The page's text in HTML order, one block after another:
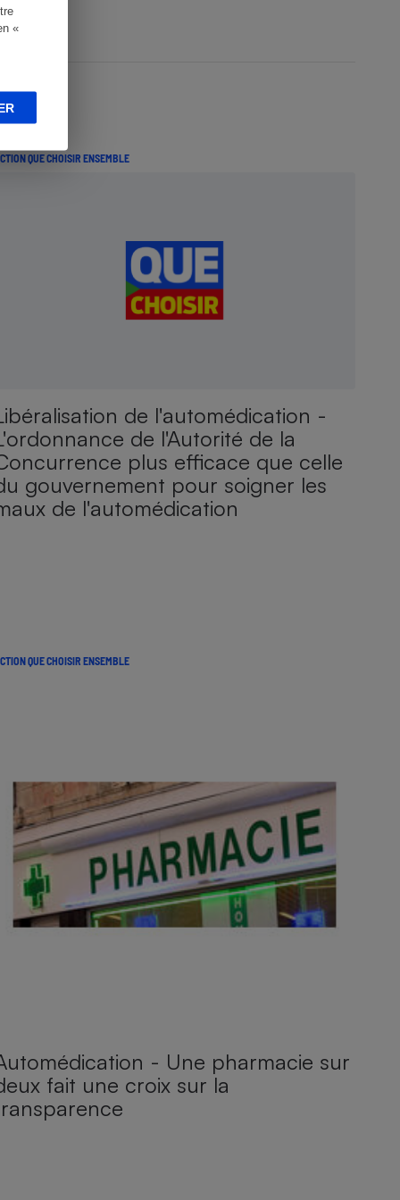
«
QUE CHOISIR ENSEMBLE
de l'automédication -
de l'Autorité de la
plus efficace que celle
gouvernement pour soigner les
de l'automédication
QUE CHOISIR ENSEMBLE
- Une pharmacie sur
fait une croix sur la